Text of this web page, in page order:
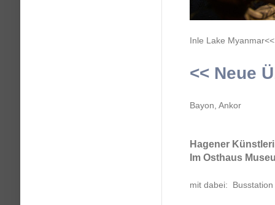
Inle Lake
<< Neue
Bayon, Ankor
Hagener
Im
mit dabei: